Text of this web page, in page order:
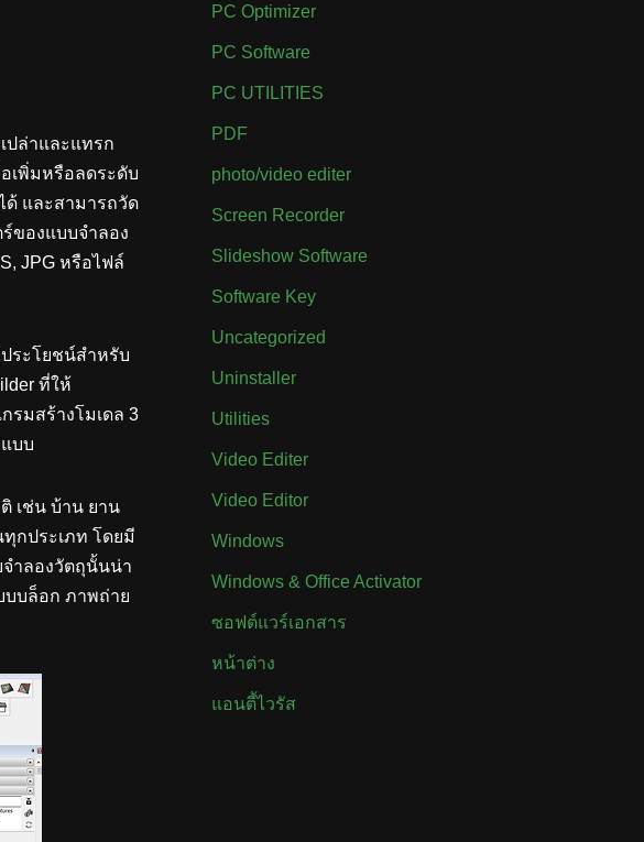
ปล่าและแทรก
เพิ่มหรือลดระดับ
ด้ และสามารถวัด
ของแบบจำลอง
JPG หรือไฟล์
ระโยชน์สำหรับ
ที่ให้
รมสร้างโมเดล 3
บบ
เช่น บ้าน ยาน
กประเภท โดยมี
ำลองวัตถุนั้นน่า
บบล็อก ภาพถ่าย
PC Optimizer
PC Software
PC UTILITIES
PDF
photo/video editer
Screen Recorder
Slideshow Software
Software Key
Uncategorized
Uninstaller
Utilities
Video Editer
Video Editor
Windows
Windows & Office Activator
ซอฟต์แวร์เอกสาร
หน้าต่าง
แอนตี้ไวรัส